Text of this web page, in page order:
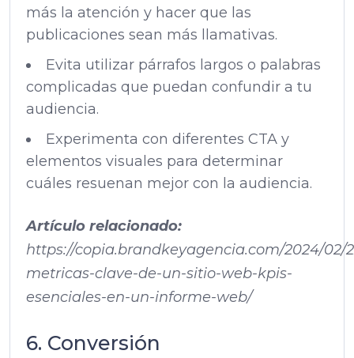
más la atención y hacer que las
publicaciones sean más llamativas.
Evita utilizar párrafos largos o palabras
complicadas que puedan confundir a tu
audiencia.
Experimenta con diferentes CTA y
elementos visuales para determinar
cuáles resuenan mejor con la audiencia.
Artículo relacionado:
https://copia.brandkeyagencia.com/2024/02/
metricas-clave-de-un-sitio-web-kpis-
esenciales-en-un-informe-web/
6. Conversión